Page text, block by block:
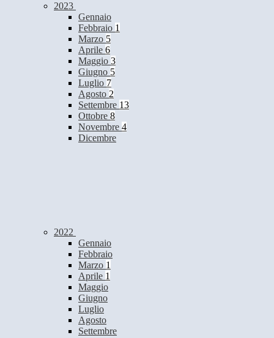
2023
Gennaio
Febbraio 1
Marzo 5
Aprile 6
Maggio 3
Giugno 5
Luglio 7
Agosto 2
Settembre 13
Ottobre 8
Novembre 4
Dicembre
2022
Gennaio
Febbraio
Marzo 1
Aprile 1
Maggio
Giugno
Luglio
Agosto
Settembre